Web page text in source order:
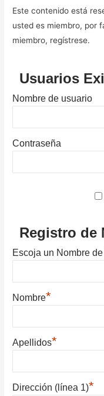
Este contenido está
usted es miembro, por
miembro, regístrese.
Usuarios
Nombre de usuario
Contraseña
Registro de
Escoja un Nombre
Nombre*
Apellidos*
Dirección (línea 1)*